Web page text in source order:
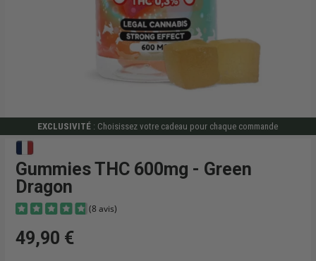
EXCLUSIVITÉ : Choisissez votre cadeau pour chaque commande
Gummies THC 600mg - Green
Dragon
49,90 €